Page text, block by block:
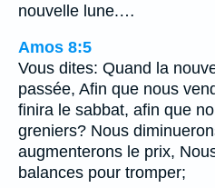
nouvelle lune.…
Amos 8:5
Vous dites: Quand la
passée, Afin que nous
finira le sabbat, afin que
greniers? Nous
augmenterons le prix,
balances pour tromper;